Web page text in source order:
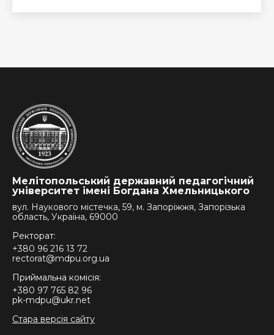
Мелітопольський державний педагогічний
університет імені Богдана Хмельницького
вул. Наукового містечка, 59, м. Запоріжжя, Запорізька
область, Україна, 69000
Ректорат:
+380 96 216 13 72
rectorat@mdpu.org.ua
Приймальна комісія:
+380 97 765 82 96
pk-mdpu@ukr.net
Стара версія сайту